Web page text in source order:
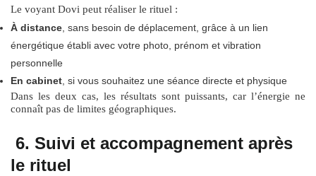
Le voyant Dovi peut réaliser le rituel :
À distance, sans besoin de déplacement, grâce à un lien
énergétique établi avec votre photo, prénom et vibration
personnelle
En cabinet, si vous souhaitez une séance directe et physique
Dans les deux cas, les résultats sont puissants, car l’énergie ne
connaît pas de limites géographiques.
6. Suivi et accompagnement après
le rituel